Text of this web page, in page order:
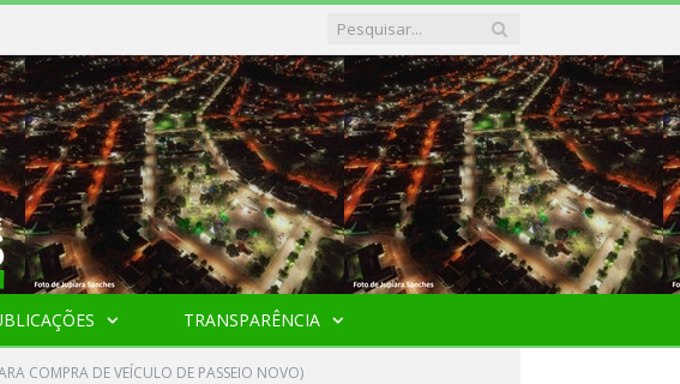
TRANSPARÊNCIA
COMPRA DE VEÍCULO DE PASSEIO NOVO)